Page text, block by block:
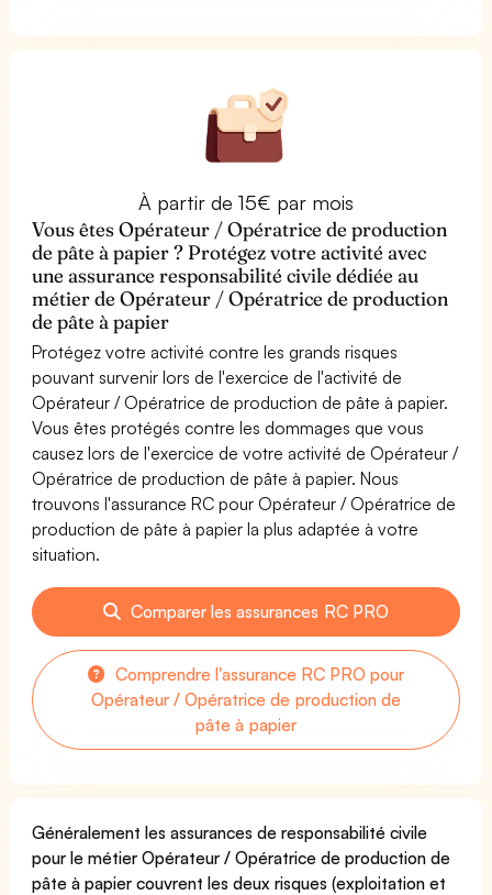
À partir de 15€ par mois
Vous êtes Opérateur / Opératrice de production
de pâte à papier ? Protégez votre activité avec
une assurance responsabilité civile dédiée au
métier de Opérateur / Opératrice de production
de pâte à papier
Protégez votre activité contre les grands risques
pouvant survenir lors de l'exercice de l'activité de
Opérateur / Opératrice de production de pâte à papier.
Vous êtes protégés contre les dommages que vous
causez lors de l'exercice de votre activité de Opérateur /
Opératrice de production de pâte à papier. Nous
trouvons l'assurance RC pour Opérateur / Opératrice de
production de pâte à papier la plus adaptée à votre
situation.
Comparer les assurances RC PRO
Comprendre l'assurance RC PRO pour
Opérateur / Opératrice de production de
pâte à papier
Généralement les assurances de responsabilité civile
pour le métier Opérateur / Opératrice de production de
pâte à papier couvrent les deux risques (exploitation et